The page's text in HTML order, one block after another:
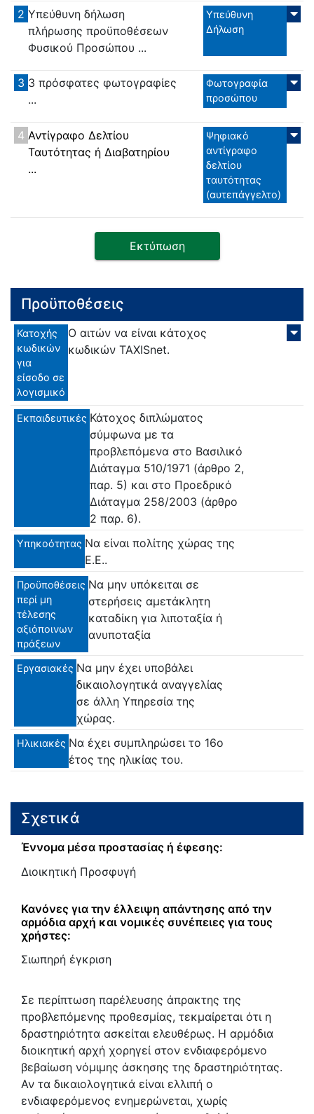
2 Υπεύθυνη δήλωση
πλήρωσης προϋποθέσεων
Φυσικού Προσώπου ...
Υπεύθυνη
Δήλωση
3 3 πρόσφατες φωτογραφίες
...
Φωτογραφία
προσώπου
4 Αντίγραφο Δελτίου
Ταυτότητας ή Διαβατηρίου
...
Ψηφιακό
αντίγραφο
δελτίου
ταυτότητας
(αυτεπάγγελτο)
Εκτύπωση
Προϋποθέσεις
Κατοχής
κωδικών
για
είσοδο σε
λογισμικό
Ο αιτών να είναι κάτοχος
κωδικών TAXISnet.
Εκπαιδευτικές Κάτοχος διπλώματος
σύμφωνα με τα
προβλεπόμενα στο Βασιλικό
Διάταγμα 510/1971 (άρθρο 2,
παρ. 5) και στο Προεδρικό
Διάταγμα 258/2003 (άρθρο
2 παρ. 6).
Υπηκοότητας Να είναι πολίτης χώρας της
Ε.Ε..
Προϋποθέσεις
περί μη
τέλεσης
αξιόποινων
πράξεων
Να μην υπόκειται σε
στερήσεις αμετάκλητη
καταδίκη για λιποταξία ή
ανυποταξία
Εργασιακές Να μην έχει υποβάλει
δικαιολογητικά αναγγελίας
σε άλλη Υπηρεσία της
χώρας.
Ηλικιακές Να έχει συμπληρώσει το 16ο
έτος της ηλικίας του.
Σχετικά
Έννομα μέσα προστασίας ή έφεσης:
Διοικητική Προσφυγή
Κανόνες για την έλλειψη απάντησης από την
αρμόδια αρχή και νομικές συνέπειες για τους
χρήστες:
Σιωπηρή έγκριση
Σε περίπτωση παρέλευσης άπρακτης της
προβλεπόμενης προθεσμίας, τεκμαίρεται ότι η
δραστηριότητα ασκείται ελευθέρως. Η αρμόδια
διοικητική αρχή χορηγεί στον ενδιαφερόμενο
βεβαίωση νόμιμης άσκησης της δραστηριότητας.
Αν τα δικαιολογητικά είναι ελλιπή ο
ενδιαφερόμενος ενημερώνεται, χωρίς